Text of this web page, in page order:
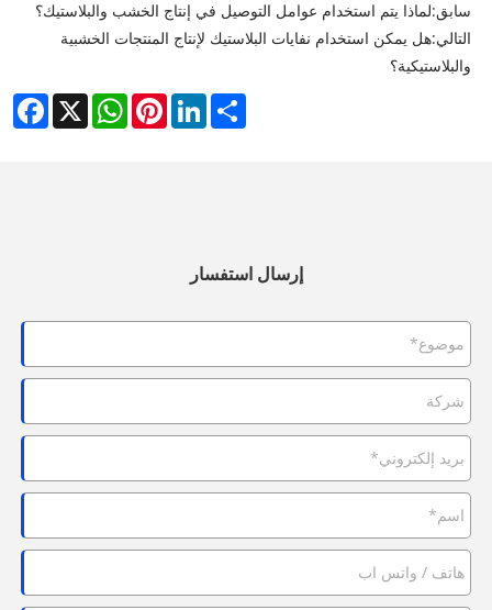
سابق:لماذا يتم استخدام عوامل التوصيل في إنتاج الخشب والبلاستيك؟
التالي:هل يمكن استخدام نفايات البلاستيك لإنتاج المنتجات الخشبية
والبلاستيكية؟
X
WhatsAppPinterestLinkedInShare
إرسال استفسار